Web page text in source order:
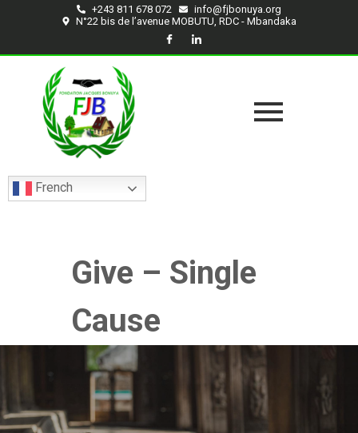
+243 811 678 072
info@fjbonuya.org
N°22 bis de l’avenue MOBUTU, RDC - Mbandaka
French
Give – Single
Cause